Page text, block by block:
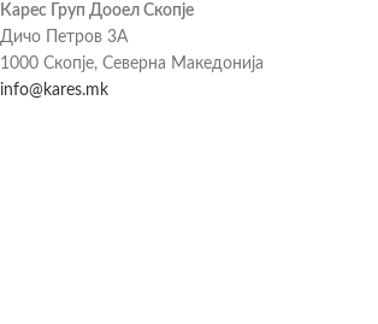
Карес Груп Дооел Скопје
Дичо Петров 3А
1000 Скопје, Северна Македонија
info@kares.mk